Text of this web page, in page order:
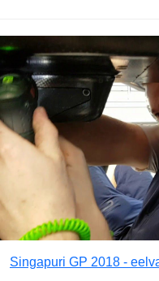
Singapuri GP 2018 -